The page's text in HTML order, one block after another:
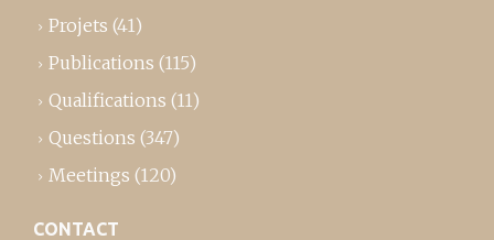
Projets (41)
Publications (115)
Qualifications (11)
Questions (347)
Meetings (120)
CONTACT